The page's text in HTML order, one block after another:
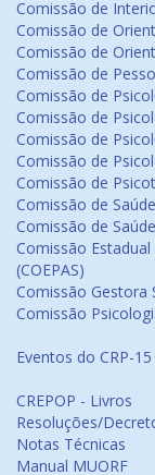
Comissão de
Comissão de
Comissão de
Comissão de
Comissão de
Comissão de
Comissão de
Comissão de
Comissão de
Comissão de Saúde
Comissão de
Comissão
(COEPAS)
Comissão Gestora
Comissão
Eventos do CRP-15
CREPOP - Livros
Resoluções/
Notas Técnicas
Manual MUORF